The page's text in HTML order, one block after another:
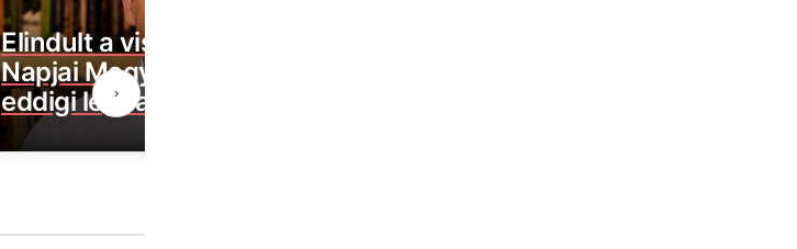
Elindult a visszaszámlálás:
Napjai Magyar Péternek az
eddigi legnagyobb lépésre
›